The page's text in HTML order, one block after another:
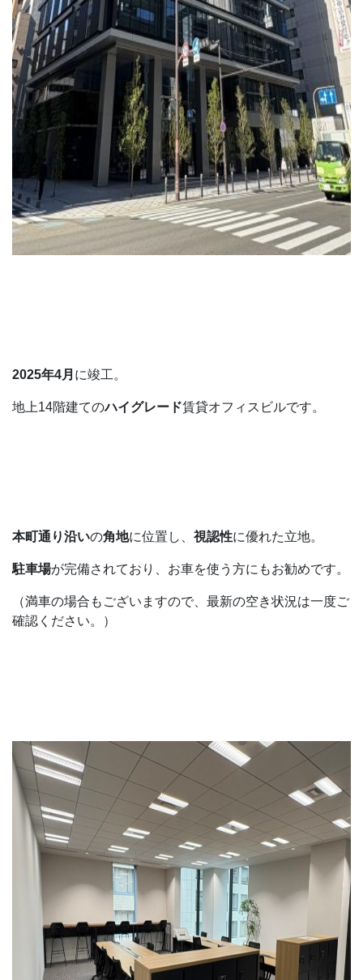
2025年4月 に竣工。
地上14階建てのハイグレード賃貸オフィスビルです。
本町通り沿いの角地に位置し、 視認性に優れた立地。
駐車場が完備されており、お車を使う方にもお勧めです。
（満車の場合もございますので、最新の空き状況は一度ご
確認ください。）